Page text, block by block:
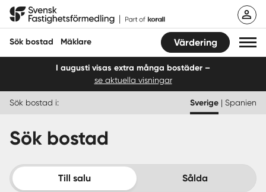
Hoppa
Svensk Fastighetsförmedling
Sök bostad Mäklare Värdering
Sälja
Köpa
I augusti visas extra många bostäder –
se aktuella visningar
Sök bostad i: Sverige | Spanien
Sök bostad
Till salu Sålda